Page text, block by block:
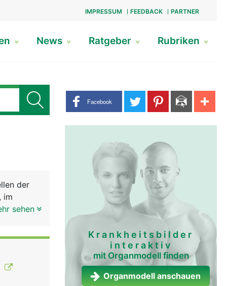
IMPRESSUM FEEDBACK PARTNER
News Ratgeber Rubriken
Share buttons
Facebook
der
im
einsehen
Krankheitsbilder
interaktiv
mit Organmodell finden
Organmodell anschauen